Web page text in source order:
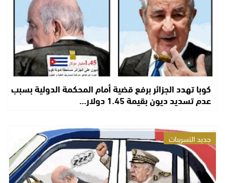
كوبا تهدد الجزائر برفع قضية أمام المحكمة الدولية بسبب
عدم تسديد ديون بقيمة 1.45 دولار…
جديد التسريبات